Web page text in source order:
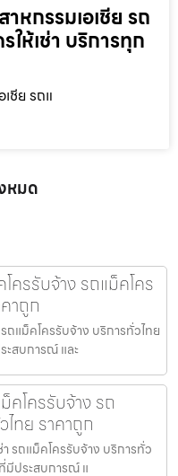
หกรรมเอเชีย รถ
ให้เช่า บริการทุก
ชีย รถแ
หมด
ครรับจ้าง รถแม็คโคร
าถูก
ถแม็คโครรับจ้าง บริการทั่วไทย
ะสบการณ์ และ
คโครรับจ้าง รถ
ไทย ราคาถูก
รถแม็คโครรับจ้าง บริการทั่ว
มีประสบการณ์ แ